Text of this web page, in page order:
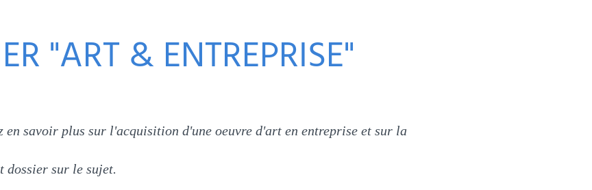
"ART & ENTREPRISE"
en savoir plus sur l'acquisition d'une oeuvre d'art en entreprise et sur la
dossier sur le sujet.